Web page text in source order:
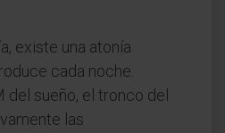
existe una atonía
cada noche.
del sueño, el tronco del
las